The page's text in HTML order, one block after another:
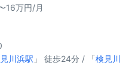
16万円/月
川浜駅 」 徒歩24分 / 「検見川